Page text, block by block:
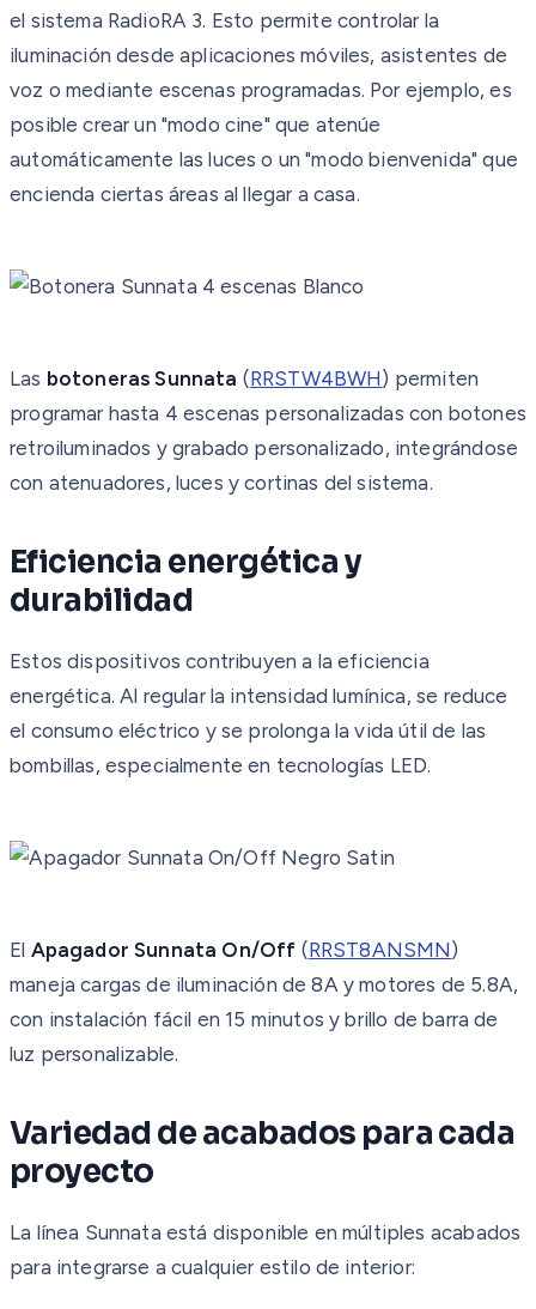
el sistema RadioRA 3. Esto permite controlar la
iluminación desde aplicaciones móviles, asistentes de
voz o mediante escenas programadas. Por ejemplo, es
posible crear un "modo cine" que atenúe
automáticamente las luces o un "modo bienvenida" que
encienda ciertas áreas al llegar a casa.
Las botoneras Sunnata (RRSTW4BWH) permiten
programar hasta 4 escenas personalizadas con botones
retroiluminados y grabado personalizado, integrándose
con atenuadores, luces y cortinas del sistema.
Eficiencia energética y
durabilidad
Estos dispositivos contribuyen a la eficiencia
energética. Al regular la intensidad lumínica, se reduce
el consumo eléctrico y se prolonga la vida útil de las
bombillas, especialmente en tecnologías LED.
El Apagador Sunnata On/Off (RRST8ANSMN)
maneja cargas de iluminación de 8A y motores de 5.8A,
con instalación fácil en 15 minutos y brillo de barra de
luz personalizable.
Variedad de acabados para cada
proyecto
La línea Sunnata está disponible en múltiples acabados
para integrarse a cualquier estilo de interior: